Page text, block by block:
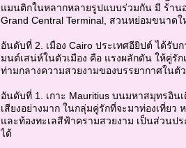
แมนติกในหลากหลายรูปแบบร่วมกัน มี ร้าน
Grand Central Terminal, สวนหย่อมขนาด
อันดับที่ 2. เมือง Cairo ประเทศอียิปต์ ได้รั
มนต์เสน่ห์ในตัวเมือง คือ แรงผลักดัน ให้คู่รั
ท่ามกลางความสวยงามของบรรยากาศในตัว
อันดับที่ 1. เกาะ Mauritius บนมหาสมุทรอิน
เสียงอย่างมาก ในกลุ่มคู่รักที่จะมาท่องเที่ย
และท้องทะเลสีฟ้าครามสวยงาม เป็นส่วนป
ได้